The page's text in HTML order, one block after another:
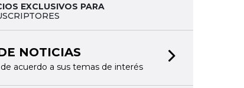
EXCLUSIVOS PARA
BITÁCORA EMPRESARIAL 10.000 LR
Recopilación 10.000 primeras empresas en ventas en